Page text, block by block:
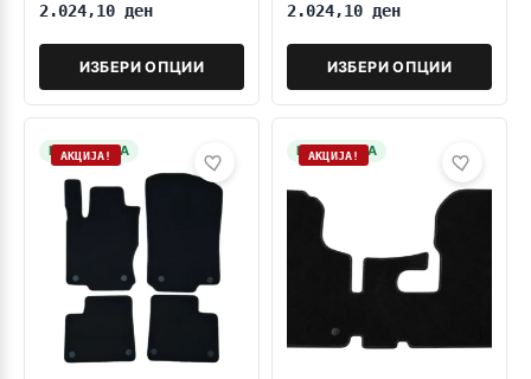
2.024,10 ден
ИЗБЕРИ ОПЦИИ
2.024,10 ден
ИЗБЕРИ ОПЦИИ
НА ЗАЛИХА
АКЦИЈА! НА ЗАЛИХА
АКЦИЈА!